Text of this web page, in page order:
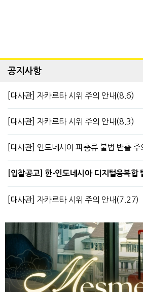
공지사항
[대사관] 자카르타 시위 주의 안내(8.6)
[대사관] 자카르타 시위 주의 안내(8.3)
[대사관] 인도네시아 파충류 불법 반출
[입찰공고] 한-인도네시아 디지털융복합
[대사관] 자카르타 시위 주의 안내(7.27)